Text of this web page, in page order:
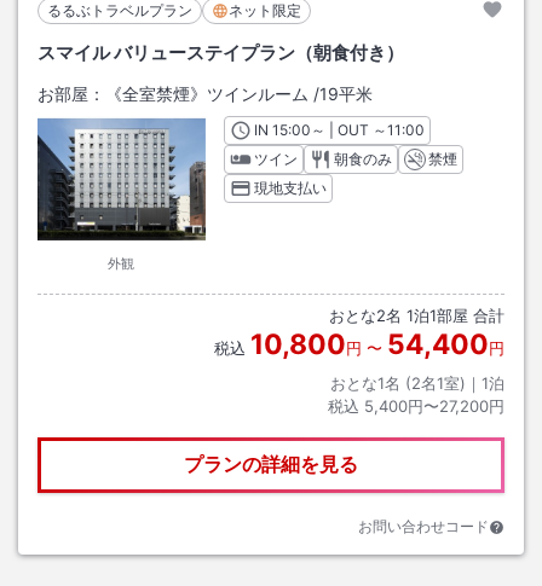
るるぶトラベルプラン ネット限定
スマイル バリューステイプラン（朝食付き）
お部屋： 《全室禁煙》ツインルーム /19平米
外観
INチェックイン
15:00 ～ | OUT チェックアウト
～11:00
ツイン
朝食のみ
禁煙
現地支払い
おとな2名 1泊1部屋 合計
税込 10,800円 〜 54,400円
おとな1名 (2名1室)｜ 1泊
税込 5,400円〜27,200円
プランの詳細を見る
お問い合わせコード